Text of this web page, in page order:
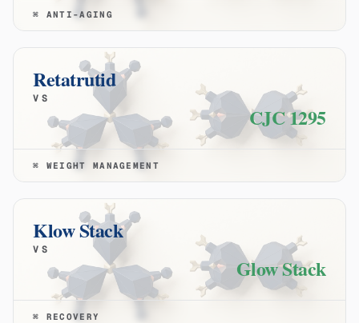
⌘ ANTI-AGING
Retatrutid
VS
CJC 1295
⌘ WEIGHT MANAGEMENT
Klow Stack
VS
Glow Stack
⌘ RECOVERY